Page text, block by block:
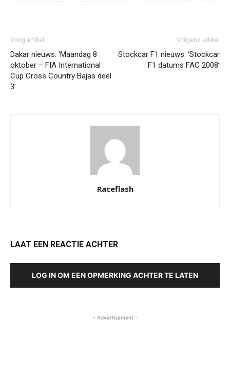
Vorig artikel
Dakar nieuws: ‘Maandag 8
oktober – FIA International
Cup Cross Country Bajas deel
3’
Volgend artikel
Stockcar F1 nieuws: ‘Stockcar
F1 datums FAC 2008’
Raceflash
LAAT EEN REACTIE ACHTER
LOG IN OM EEN OPMERKING ACHTER TE LATEN
- Advertisement -